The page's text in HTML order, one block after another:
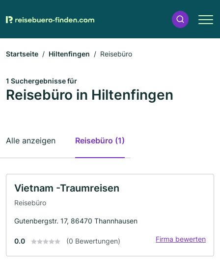
Startseite Hiltenfingen Reisebüro
1 Suchergebnisse für
Reisebüro in Hiltenfingen
Alle anzeigen Reisebüro (1)
Vietnam -Traumreisen
Reisebüro
Gutenbergstr. 17, 86470 Thannhausen
0.0 (0 Bewertungen) Firma bewerten